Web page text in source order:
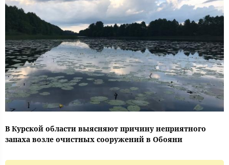
В Курской области выясняют причину неприятного
запаха возле очистных сооружений в Обояни